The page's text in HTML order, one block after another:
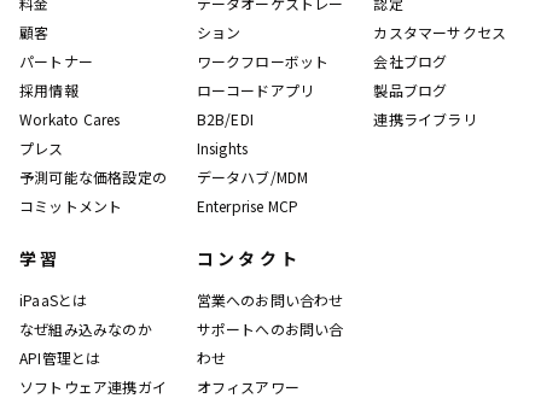
顧客
パートナー
採用情報
Workato Cares
プレス
予測可能な価格設定の
コミットメント
ション
ワークフローボット
ローコードアプリ
B2B/EDI
Insights
データハブ/MDM
Enterprise MCP
カスタマーサクセス
会社ブログ
製品ブログ
連携ライブラリ
学習
iPaaSとは
なぜ組み込みなのか
API管理とは
ソフトウェア連携ガイ
コンタクト
営業へのお問い合わせ
サポートへのお問い合
わせ
オフィスアワー